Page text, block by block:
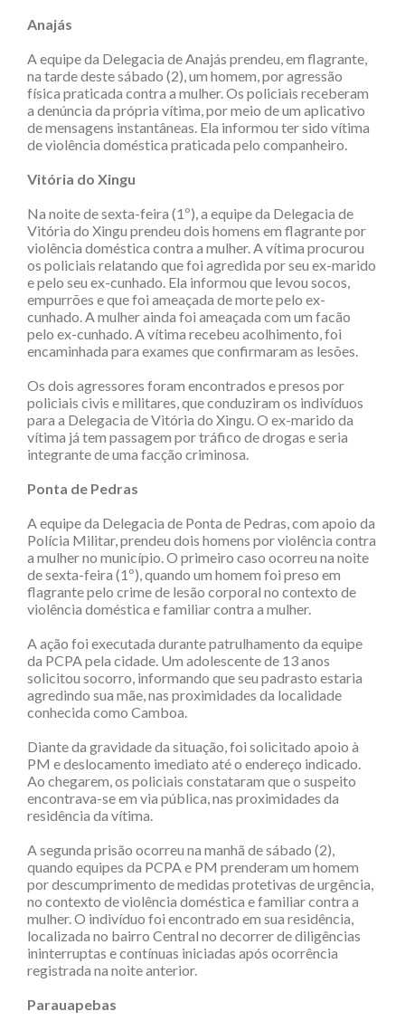
Anajás
A equipe da Delegacia de Anajás prendeu, em flagrante,
na tarde deste sábado (2), um homem, por agressão
física praticada contra a mulher. Os policiais receberam
a denúncia da própria vítima, por meio de um aplicativo
de mensagens instantâneas. Ela informou ter sido vítima
de violência doméstica praticada pelo companheiro.
Vitória do Xingu
Na noite de sexta-feira (1º), a equipe da Delegacia de
Vitória do Xingu prendeu dois homens em flagrante por
violência doméstica contra a mulher. A vítima procurou
os policiais relatando que foi agredida por seu ex-marido
e pelo seu ex-cunhado. Ela informou que levou socos,
empurrões e que foi ameaçada de morte pelo ex-
cunhado. A mulher ainda foi ameaçada com um facão
pelo ex-cunhado. A vítima recebeu acolhimento, foi
encaminhada para exames que confirmaram as lesões.
Os dois agressores foram encontrados e presos por
policiais civis e militares, que conduziram os indivíduos
para a Delegacia de Vitória do Xingu. O ex-marido da
vítima já tem passagem por tráfico de drogas e seria
integrante de uma facção criminosa.
Ponta de Pedras
A equipe da Delegacia de Ponta de Pedras, com apoio da
Polícia Militar, prendeu dois homens por violência contra
a mulher no município. O primeiro caso ocorreu na noite
de sexta-feira (1º), quando um homem foi preso em
flagrante pelo crime de lesão corporal no contexto de
violência doméstica e familiar contra a mulher.
A ação foi executada durante patrulhamento da equipe
da PCPA pela cidade. Um adolescente de 13 anos
solicitou socorro, informando que seu padrasto estaria
agredindo sua mãe, nas proximidades da localidade
conhecida como Camboa.
Diante da gravidade da situação, foi solicitado apoio à
PM e deslocamento imediato até o endereço indicado.
Ao chegarem, os policiais constataram que o suspeito
encontrava-se em via pública, nas proximidades da
residência da vítima.
A segunda prisão ocorreu na manhã de sábado (2),
quando equipes da PCPA e PM prenderam um homem
por descumprimento de medidas protetivas de urgência,
no contexto de violência doméstica e familiar contra a
mulher. O indivíduo foi encontrado em sua residência,
localizada no bairro Central no decorrer de diligências
ininterruptas e contínuas iniciadas após ocorrência
registrada na noite anterior.
Parauapebas